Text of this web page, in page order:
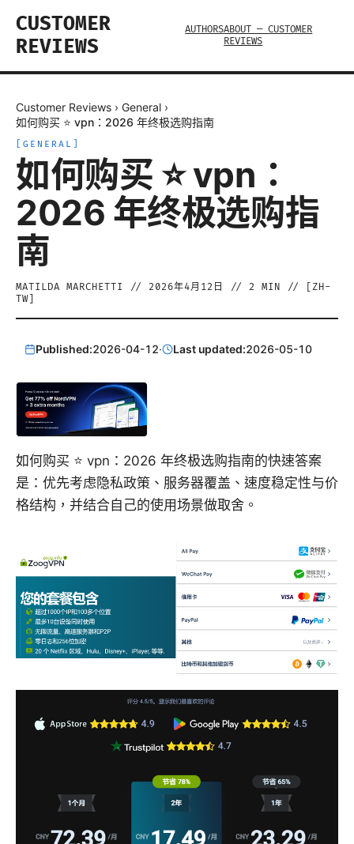
CUSTOMER
REVIEWS
AUTHORSABOUT — CUSTOMER
REVIEWS
Customer Reviews › General ›
如何购买 ⭐ vpn：2026 年终极选购指南
GENERAL
如何购买 ⭐ vpn：
2026 年终极选购指
南
MATILDA MARCHETTI // 2026年4月12日 // 2 MIN // [ ZH-
TW
Published:2026-04-12· Last updated:2026-05-10
如何购买 ⭐ vpn：2026 年终极选购指南的快速答案
是：优先考虑隐私政策、服务器覆盖、速度稳定性与价
格结构，并结合自己的使用场景做取舍。